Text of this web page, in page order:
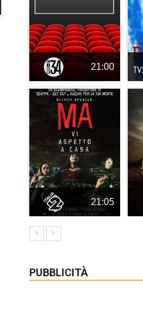
21:00
21:05
PUBBLICITÀ